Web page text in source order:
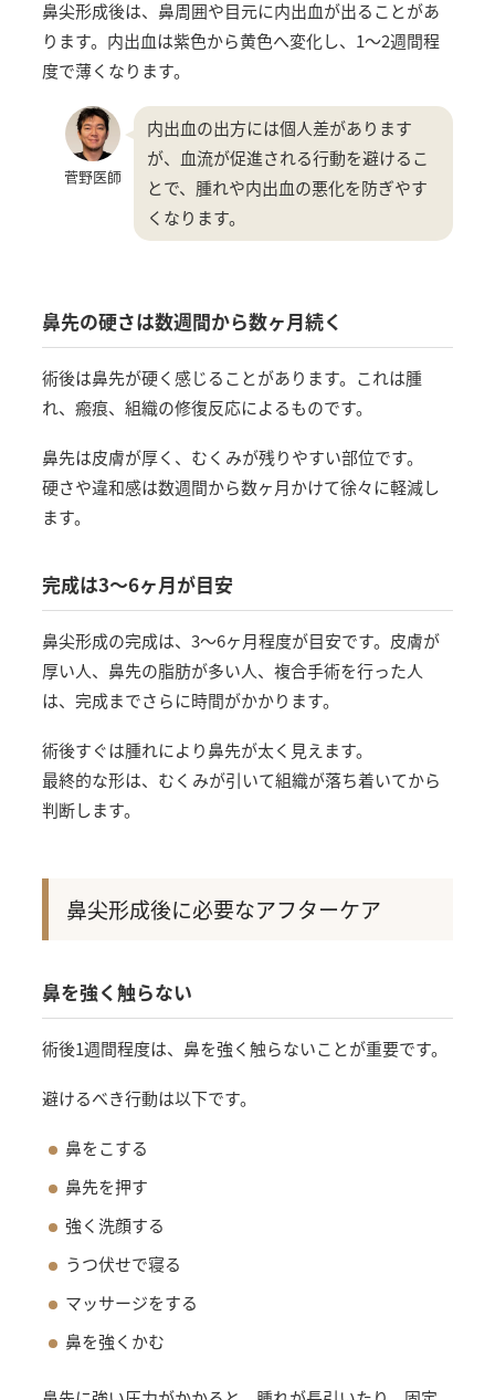
鼻尖形成後は、鼻周囲や目元に内出血が出ることがあ
ります。内出血は紫色から黄色へ変化し、1〜2週間程
度で薄くなります。
菅野医師
内出血の出方には個人差があります
が、血流が促進される行動を避けるこ
とで、腫れや内出血の悪化を防ぎやす
くなります。
鼻先の硬さは数週間から数ヶ月続く
術後は鼻先が硬く感じることがあります。これは腫
れ、瘢痕、組織の修復反応によるものです。
鼻先は皮膚が厚く、むくみが残りやすい部位です。
硬さや違和感は数週間から数ヶ月かけて徐々に軽減し
ます。
完成は3〜6ヶ月が目安
鼻尖形成の完成は、3〜6ヶ月程度が目安です。皮膚が
厚い人、鼻先の脂肪が多い人、複合手術を行った人
は、完成までさらに時間がかかります。
術後すぐは腫れにより鼻先が太く見えます。
最終的な形は、むくみが引いて組織が落ち着いてから
判断します。
鼻尖形成後に必要なアフターケア
鼻を強く触らない
術後1週間程度は、鼻を強く触らないことが重要です。
避けるべき行動は以下です。
鼻をこする
鼻先を押す
強く洗顔する
うつ伏せで寝る
マッサージをする
鼻を強くかむ